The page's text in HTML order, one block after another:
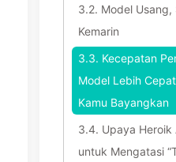
3.2. Model Usang,
Kemarin
3.3. Kecepatan
Model Lebih
Kamu Bayangkan
3.4. Upaya Heroik
untuk Mengatasi